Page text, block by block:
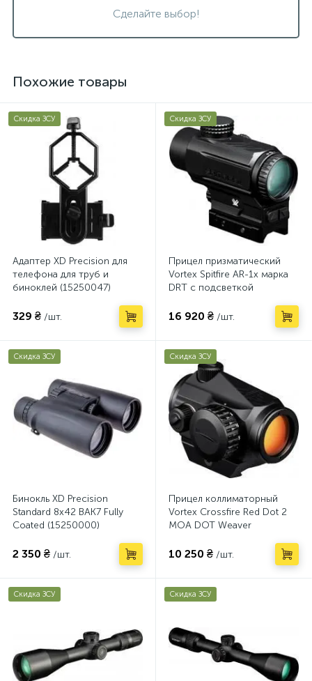
Сделайте выбор!
Похожие товары
Скидка ЗСУ
Адаптер XD Precision для
телефона для труб и
биноклей (15250047)
329 ₴ /шт.
Скидка ЗСУ
Прицел призматический
Vortex Spitfire AR-1x марка
DRT с подсветкой
16 920 ₴ /шт.
Скидка ЗСУ
Бинокль XD Precision
Standard 8х42 BAK7 Fully
Coated (15250000)
2 350 ₴ /шт.
Скидка ЗСУ
Прицел коллиматорный
Vortex Crossfire Red Dot 2
MOA DOT Weaver
10 250 ₴ /шт.
Скидка ЗСУ Скидка ЗСУ